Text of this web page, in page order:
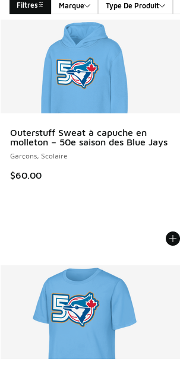
Filtres Marque Type De Produit
Search Results
Outerstuff Sweat à capuche en
molleton – 50e saison des Blue Jays
Garçons, Scolaire
$60.00